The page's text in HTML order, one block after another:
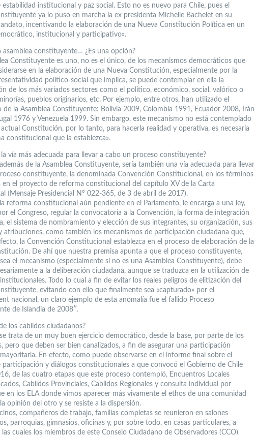
estabilidad institucional y paz social. Esto no es nuevo para Chile, pues el
ya lo puso en marcha la ex presidenta Michelle Bachelet en su
incentivando la elaboración de una Nueva Constitución Política en un
institucional y participativo».
asamblea constituyente… ¿Es una opción?
Constituyente es uno, no es el único, de los mecanismos democráticos que
en la elaboración de una Nueva Constitución, especialmente por la
político-social que implica, se puede contemplar en ella la
de los más variados sectores como el político, económico, social, valórico o
pueblos originarios, etc. Por ejemplo, entre otros, han utilizado el
de la Asamblea Constituyente: Bolivia 2009, Colombia 1991, Ecuador 2008, Irán
1976 y Venezuela 1999. Sin embargo, este mecanismo no está contemplado
Constitución, por lo tanto, para hacerla realidad y operativa, es necesaria
constitucional que la establezca».
la vía más adecuada para llevar a cabo un proceso constituyente?
de la Asamblea Constituyente, sería también una vía adecuada para llevar
constituyente, la denominada Convención Constitucional, en los términos
en el proyecto de reforma constitucional del capítulo XV de la Carta
(Mensaje Presidencial Nº 022-365, de 3 de abril de 2017).
reforma constitucional aún pendiente en el Parlamento, le encarga a una ley,
el Congreso, regular la convocatoria a la Convención, la forma de integración
el sistema de nombramiento y elección de sus integrantes, su organización, sus
atribuciones, como también los mecanismos de participación ciudadana que,
la Convención Constitucional establezca en el proceso de elaboración de la
De ahí que nuestra premisa apunta a que el proceso constituyente,
el mecanismo (especialmente si no es una Asamblea Constituyente), debe
a la deliberación ciudadana, aunque se traduzca en la utilización de
institucionales. Todo lo cual a fin de evitar los reales peligros de elitización del
evitando con ello que finalmente sea «capturado» por el
nacional, un claro ejemplo de esta anomalía fue el fallido Proceso
de Islandia de 2008″.
los cabildos ciudadanos?
trata de un muy buen ejercicio democrático, desde la base, por parte de los
pero que deben ser bien canalizados, a fin de asegurar una participación
En efecto, como puede observarse en el informe final sobre el
participación y diálogos constitucionales a que convocó el Gobierno de Chile
de las cuatro etapas que este proceso contempló, Encuentros Locales
Cabildos Provinciales, Cabildos Regionales y consulta individual por
en los ELA donde vimos aparecer más vivamente el ethos de una comunidad
opinión del otro y se resiste a la dispersión.
compañeros de trabajo, familias completas se reunieron en salones
parroquias, gimnasios, oficinas y, por sobre todo, en casas particulares, a
las cuales los miembros de este Consejo Ciudadano de Observadores (CCO)